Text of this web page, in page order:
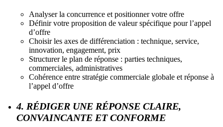
Analyser la concurrence et positionner votre offre
Définir votre proposition de valeur spécifique pour l’appel
d’offre
Choisir les axes de différenciation : technique, service,
innovation, engagement, prix
Structurer le plan de réponse : parties techniques,
commerciales, administratives
Cohérence entre stratégie commerciale globale et réponse à
l’appel d’offre
4. RÉDIGER UNE RÉPONSE CLAIRE,
CONVAINCANTE ET CONFORME